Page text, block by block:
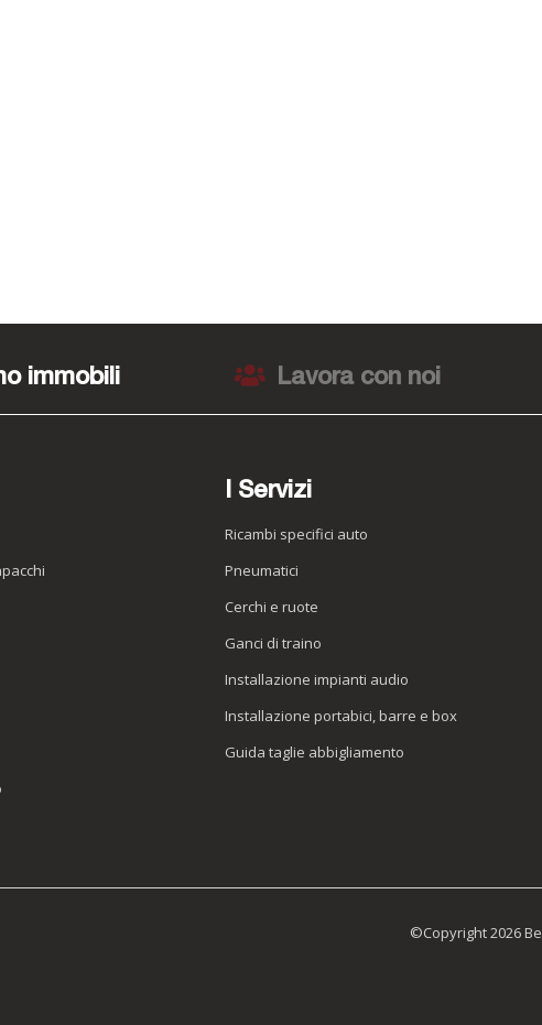
immobili Lavora con noi
I Servizi
Ricambi specifici auto
Pneumatici
Cerchi e ruote
Ganci di traino
Installazione impianti audio
Installazione portabici, barre e box
Guida taglie abbigliamento
©Copyright 2026